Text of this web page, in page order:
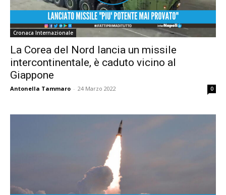
Cronaca Internazionale
La Corea del Nord lancia un missile
intercontinentale, è caduto vicino al
Giappone
Antonella Tammaro - 24 Marzo 2022 0